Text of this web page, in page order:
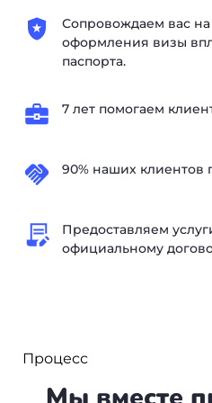
Сопровождаем вас на
оформления визы
паспорта.
7 лет помогаем
90% наших клиентов
Предоставляем
официальному
Процесс